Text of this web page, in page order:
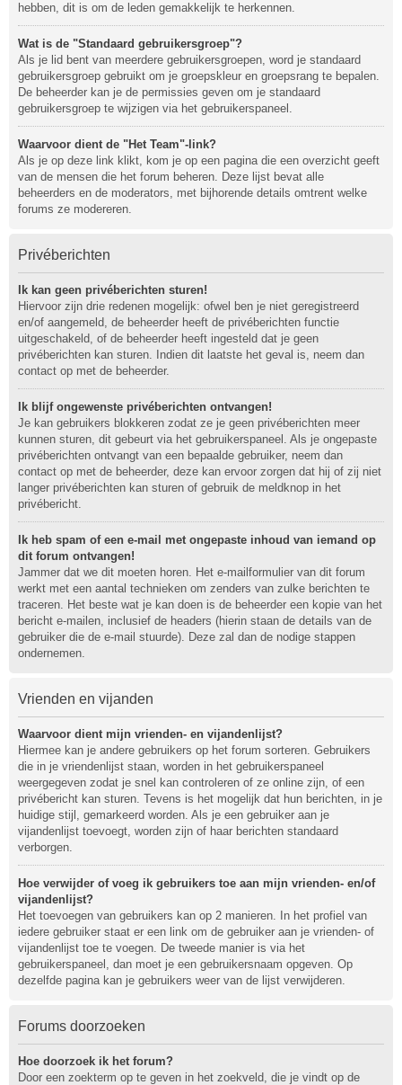
hebben, dit is om de leden gemakkelijk te herkennen.
Wat is de "Standaard gebruikersgroep"?
Als je lid bent van meerdere gebruikersgroepen, word je standaard
gebruikersgroep gebruikt om je groepskleur en groepsrang te bepalen.
De beheerder kan je de permissies geven om je standaard
gebruikersgroep te wijzigen via het gebruikerspaneel.
Waarvoor dient de "Het Team"-link?
Als je op deze link klikt, kom je op een pagina die een overzicht geeft
van de mensen die het forum beheren. Deze lijst bevat alle
beheerders en de moderators, met bijhorende details omtrent welke
forums ze modereren.
Privéberichten
Ik kan geen privéberichten sturen!
Hiervoor zijn drie redenen mogelijk: ofwel ben je niet geregistreerd
en/of aangemeld, de beheerder heeft de privéberichten functie
uitgeschakeld, of de beheerder heeft ingesteld dat je geen
privéberichten kan sturen. Indien dit laatste het geval is, neem dan
contact op met de beheerder.
Ik blijf ongewenste privéberichten ontvangen!
Je kan gebruikers blokkeren zodat ze je geen privéberichten meer
kunnen sturen, dit gebeurt via het gebruikerspaneel. Als je ongepaste
privéberichten ontvangt van een bepaalde gebruiker, neem dan
contact op met de beheerder, deze kan ervoor zorgen dat hij of zij niet
langer privéberichten kan sturen of gebruik de meldknop in het
privébericht.
Ik heb spam of een e-mail met ongepaste inhoud van iemand op
dit forum ontvangen!
Jammer dat we dit moeten horen. Het e-mailformulier van dit forum
werkt met een aantal technieken om zenders van zulke berichten te
traceren. Het beste wat je kan doen is de beheerder een kopie van het
bericht e-mailen, inclusief de headers (hierin staan de details van de
gebruiker die de e-mail stuurde). Deze zal dan de nodige stappen
ondernemen.
Vrienden en vijanden
Waarvoor dient mijn vrienden- en vijandenlijst?
Hiermee kan je andere gebruikers op het forum sorteren. Gebruikers
die in je vriendenlijst staan, worden in het gebruikerspaneel
weergegeven zodat je snel kan controleren of ze online zijn, of een
privébericht kan sturen. Tevens is het mogelijk dat hun berichten, in je
huidige stijl, gemarkeerd worden. Als je een gebruiker aan je
vijandenlijst toevoegt, worden zijn of haar berichten standaard
verborgen.
Hoe verwijder of voeg ik gebruikers toe aan mijn vrienden- en/of
vijandenlijst?
Het toevoegen van gebruikers kan op 2 manieren. In het profiel van
iedere gebruiker staat er een link om de gebruiker aan je vrienden- of
vijandenlijst toe te voegen. De tweede manier is via het
gebruikerspaneel, dan moet je een gebruikersnaam opgeven. Op
dezelfde pagina kan je gebruikers weer van de lijst verwijderen.
Forums doorzoeken
Hoe doorzoek ik het forum?
Door een zoekterm op te geven in het zoekveld, die je vindt op de